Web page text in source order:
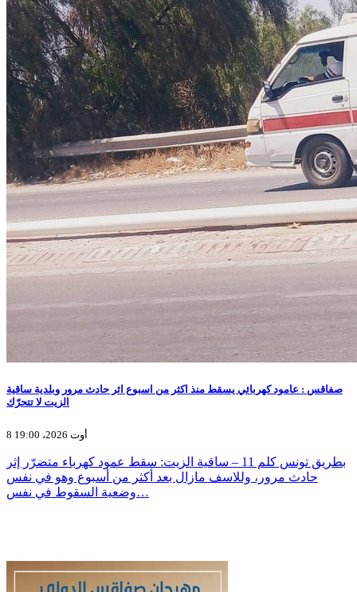
صفاقس : عامود كهربائي يسقط منذ اكثر من اسبوع اثر حادث مرور وبلدية ساقية
الزيت لا تتحرّك
8 أوت 2026، 19:00
بطريق تونس كلم 11 – ساقية الزيت: سقط عمود كهرباء متضرّر إثر
حادث مرور، وللاسف مازال بعد أكثر من أسبوع وهو في نفس
وضعية السقوط في نفس…